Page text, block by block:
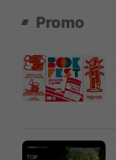
Promo